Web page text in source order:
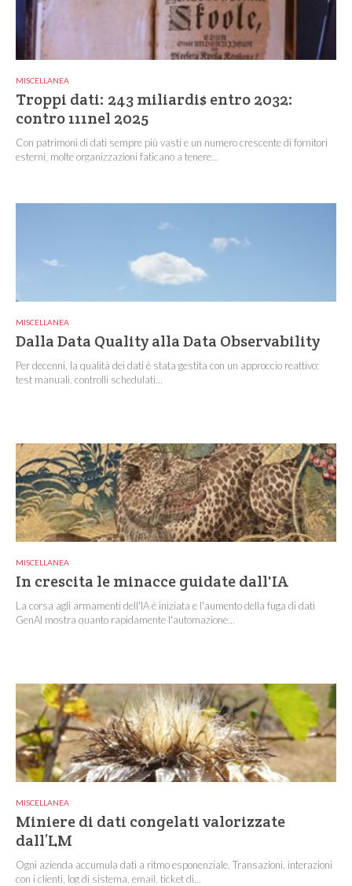
MISCELLANEA
Troppi dati: 243 miliardi$ entro 2032:
contro 111nel 2025
Con patrimoni di dati sempre più vasti e un numero crescente di fornitori
esterni, molte organizzazioni faticano a tenere...
MISCELLANEA
Dalla Data Quality alla Data Observability
Per decenni, la qualità dei dati è stata gestita con un approccio reattivo:
test manuali, controlli schedulati...
MISCELLANEA
In crescita le minacce guidate dall'IA
La corsa agli armamenti dell'IA è iniziata e l'aumento della fuga di dati
GenAI mostra quanto rapidamente l'automazione...
MISCELLANEA
Miniere di dati congelati valorizzate
dall’LM
Ogni azienda accumula dati a ritmo esponenziale. Transazioni, interazioni
con i clienti, log di sistema, email, ticket di...